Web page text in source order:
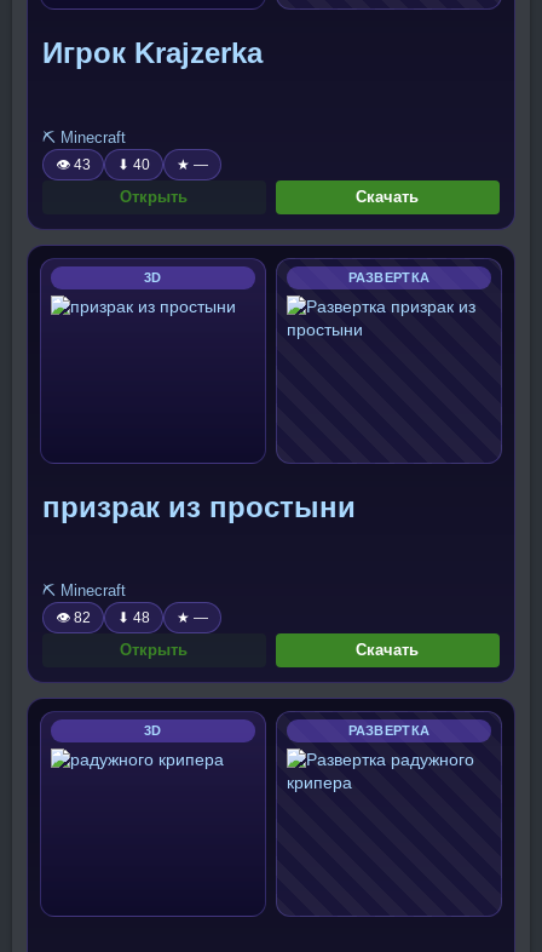
Игрок Krajzerka
⛏️ Minecraft
👁 43 ⬇ 40 ★ —
Открыть Скачать
3D РАЗВЕРТКА
призрак из простыни
⛏️ Minecraft
👁 82 ⬇ 48 ★ —
Открыть Скачать
3D РАЗВЕРТКА